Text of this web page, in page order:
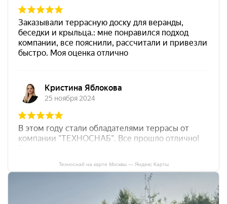
Техноснаб на карте Москвы — Яндекс Карты